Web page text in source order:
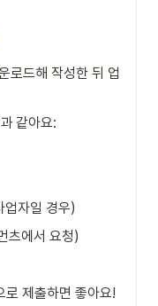
로드해 작성한 뒤 업
같아요:
업자일 경우)
츠에서 요청)
제출하면 좋아요!